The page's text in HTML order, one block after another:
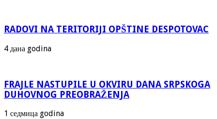
RADOVI NA TERITORIJI OPŠTINE DESPOTOVAC
4 дана godina
FRAJLE NASTUPILE U OKVIRU DANA SRPSKOGA
DUHOVNOG PREOBRAŽENJA
1 седмица godina